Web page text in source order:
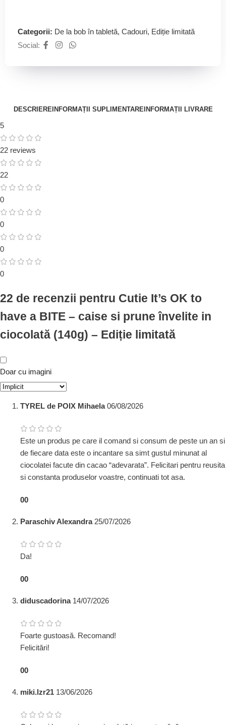
Categorii: De la bob în tabletă, Cadouri, Ediție limitată
Social:
DESCRIEREINFORMAȚII SUPLIMENTAREINFORMAȚII LIVRARE
5
22 reviews
22
0
0
0
0
22 de recenzii pentru Cutie It’s OK to
have a BITE – caise si prune învelite in
ciocolată (140g) – Ediție limitată
Doar cu imagini
TYREL de POIX Mihaela06/08/2026
Este un produs pe care il comand si consum de peste un an si
de fiecare data este o incantare sa simt gustul minunat al
ciocolatei facute din cacao “adevarata”. Felicitari pentru reusita
si constanta produselor voastre, continuati tot asa.
00
Paraschiv Alexandra 25/07/2026
Da!
00
diduscadorina 14/07/2026
Foarte gustoasă. Recomand!
Felicitări!
00
miki.lzr21 13/06/2026